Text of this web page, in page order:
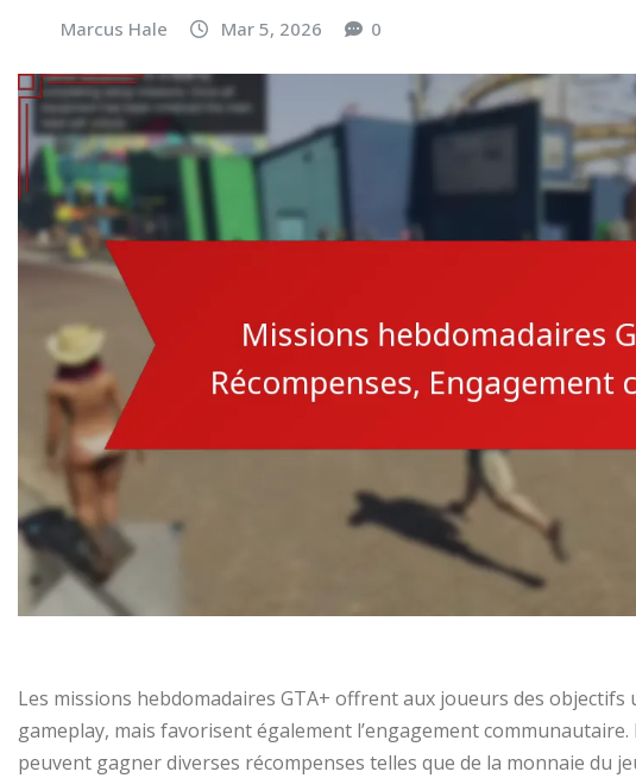
Marcus Hale Mar 5, 2026 0
Les missions hebdomadaires GTA+ offrent aux joueurs des
gameplay, mais favorisent également l’engagement
peuvent gagner diverses récompenses telles que de la monnaie du